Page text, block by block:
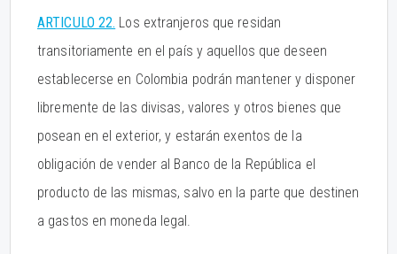
ARTICULO 22. Los extranjeros que residan
transitoriamente en el país y aquellos que deseen
establecerse en Colombia podrán mantener y disponer
libremente de las divisas, valores y otros bienes que
posean en el exterior, y estarán exentos de la
obligación de vender al Banco de la República el
producto de las mismas, salvo en la parte que destinen
a gastos en moneda legal.